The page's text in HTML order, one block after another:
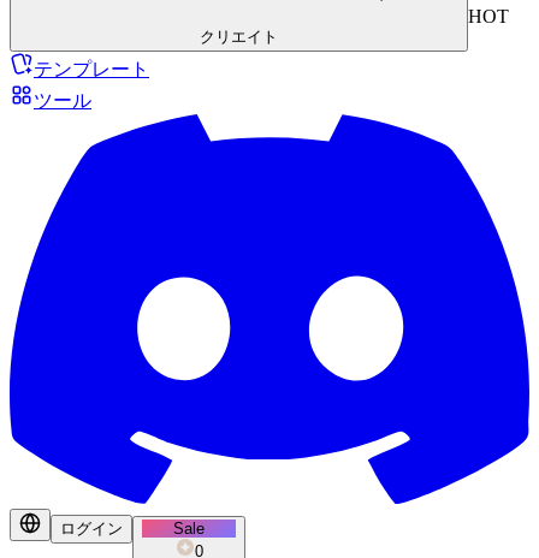
クリエイト
HOT
テンプレート
ツール
ログイン
Sale
0